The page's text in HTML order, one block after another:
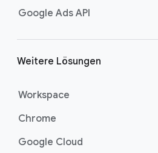
Google Ads API
Weitere Lösungen
Workspace
Chrome
Google Cloud